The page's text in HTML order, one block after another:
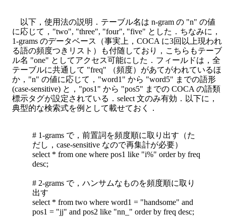
以下，使用法の説明．テーブル名は n-gram の "n" の値
に応じて，"two", "three", "four", "five" とした．ちなみに，
1-grams のデータベース（事実上，COCA に3回以上現われ
る語の頻度つきリスト）も付随しており，こちらもテーブ
ル名 "one" としてアクセス可能にした．フィールドは，全
テーブルに共通して "freq" （頻度）があてがわれているほ
か，"n" の値に応じて，"word1" から "word5" までの語形
(case-sensitive) と，"pos1" から "pos5" までの COCA の語類
標示タグが設定されている．select 文のみ有効．以下に，
典型的な検索式を例として載せておく．
# 1-grams で，前置詞を頻度順に取り出す（た
だし，case-sensitive なので再集計が必要）
select * from one where pos1 like "i%" order by freq
desc;
# 2-grams で，ハンサムなものを頻度順に取り
出す
select * from two where word1 = "handsome" and
pos1 = "jj" and pos2 like "nn_" order by freq desc;